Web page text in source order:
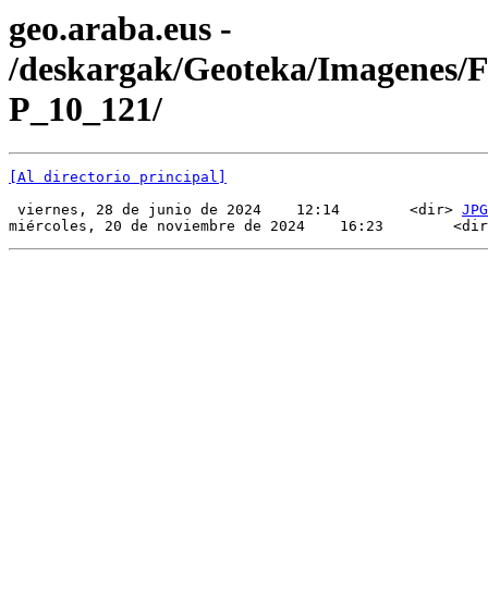
geo.araba.eus -
/deskargak/Geoteka/Imagenes/
P_10_121/
[Al directorio principal]
viernes, 28 de junio de 2024    12:14        <dir> JPG
miércoles, 20 de noviembre de 2024    16:23